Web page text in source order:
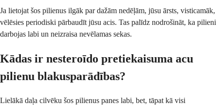
Ja lietojat šos pilienus ilgāk par dažām nedēļām, jūsu ārsts, visticamāk,
vēlēsies periodiski pārbaudīt jūsu acis. Tas palīdz nodrošināt, ka pilieni
darbojas labi un neizraisa nevēlamas sekas.
Kādas ir nesteroīdo pretiekaisuma acu
pilienu blakusparādības?
Lielākā daļa cilvēku šos pilienus panes labi, bet, tāpat kā visi